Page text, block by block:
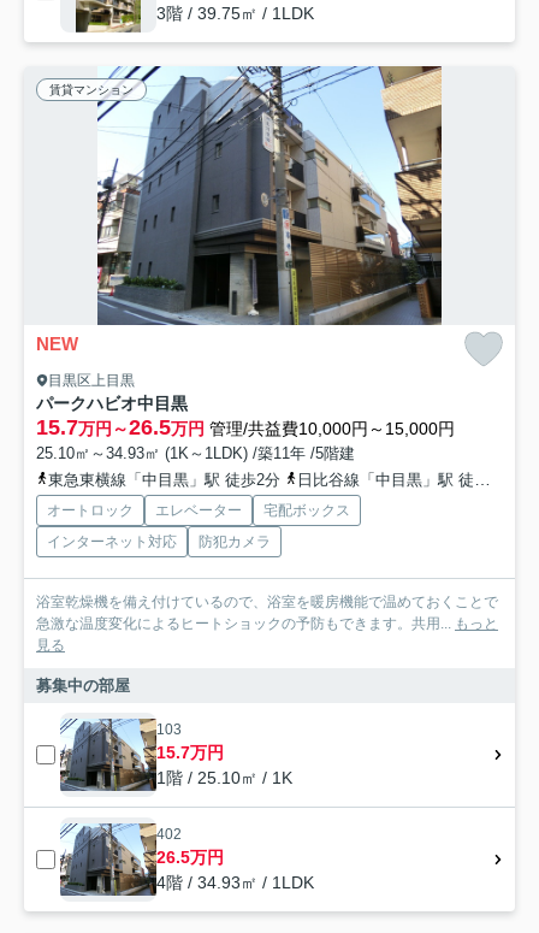
3階 / 39.75㎡ / 1LDK
賃貸マンション
NEW
目黒区上目黒
パークハビオ中目黒
15.7万円～26.5万円 管理/共益費10,000円～15,000円
25.10㎡～34.93㎡ (1K～1LDK) /築11年 /5階建
東急東横線「中目黒」駅 徒歩2分
日比谷線「中目黒」駅 徒歩2分
オートロック エレベーター
宅配ボックス
インターネット対応
防犯カメラ
浴室乾燥機を備え付けているので、浴室を暖房機能で温めておくことで
急激な温度変化によるヒートショックの予防もできます。共用... もっと
見る
募集中の部屋
103
15.7万円
1階 / 25.10㎡ / 1K
402
26.5万円
4階 / 34.93㎡ / 1LDK